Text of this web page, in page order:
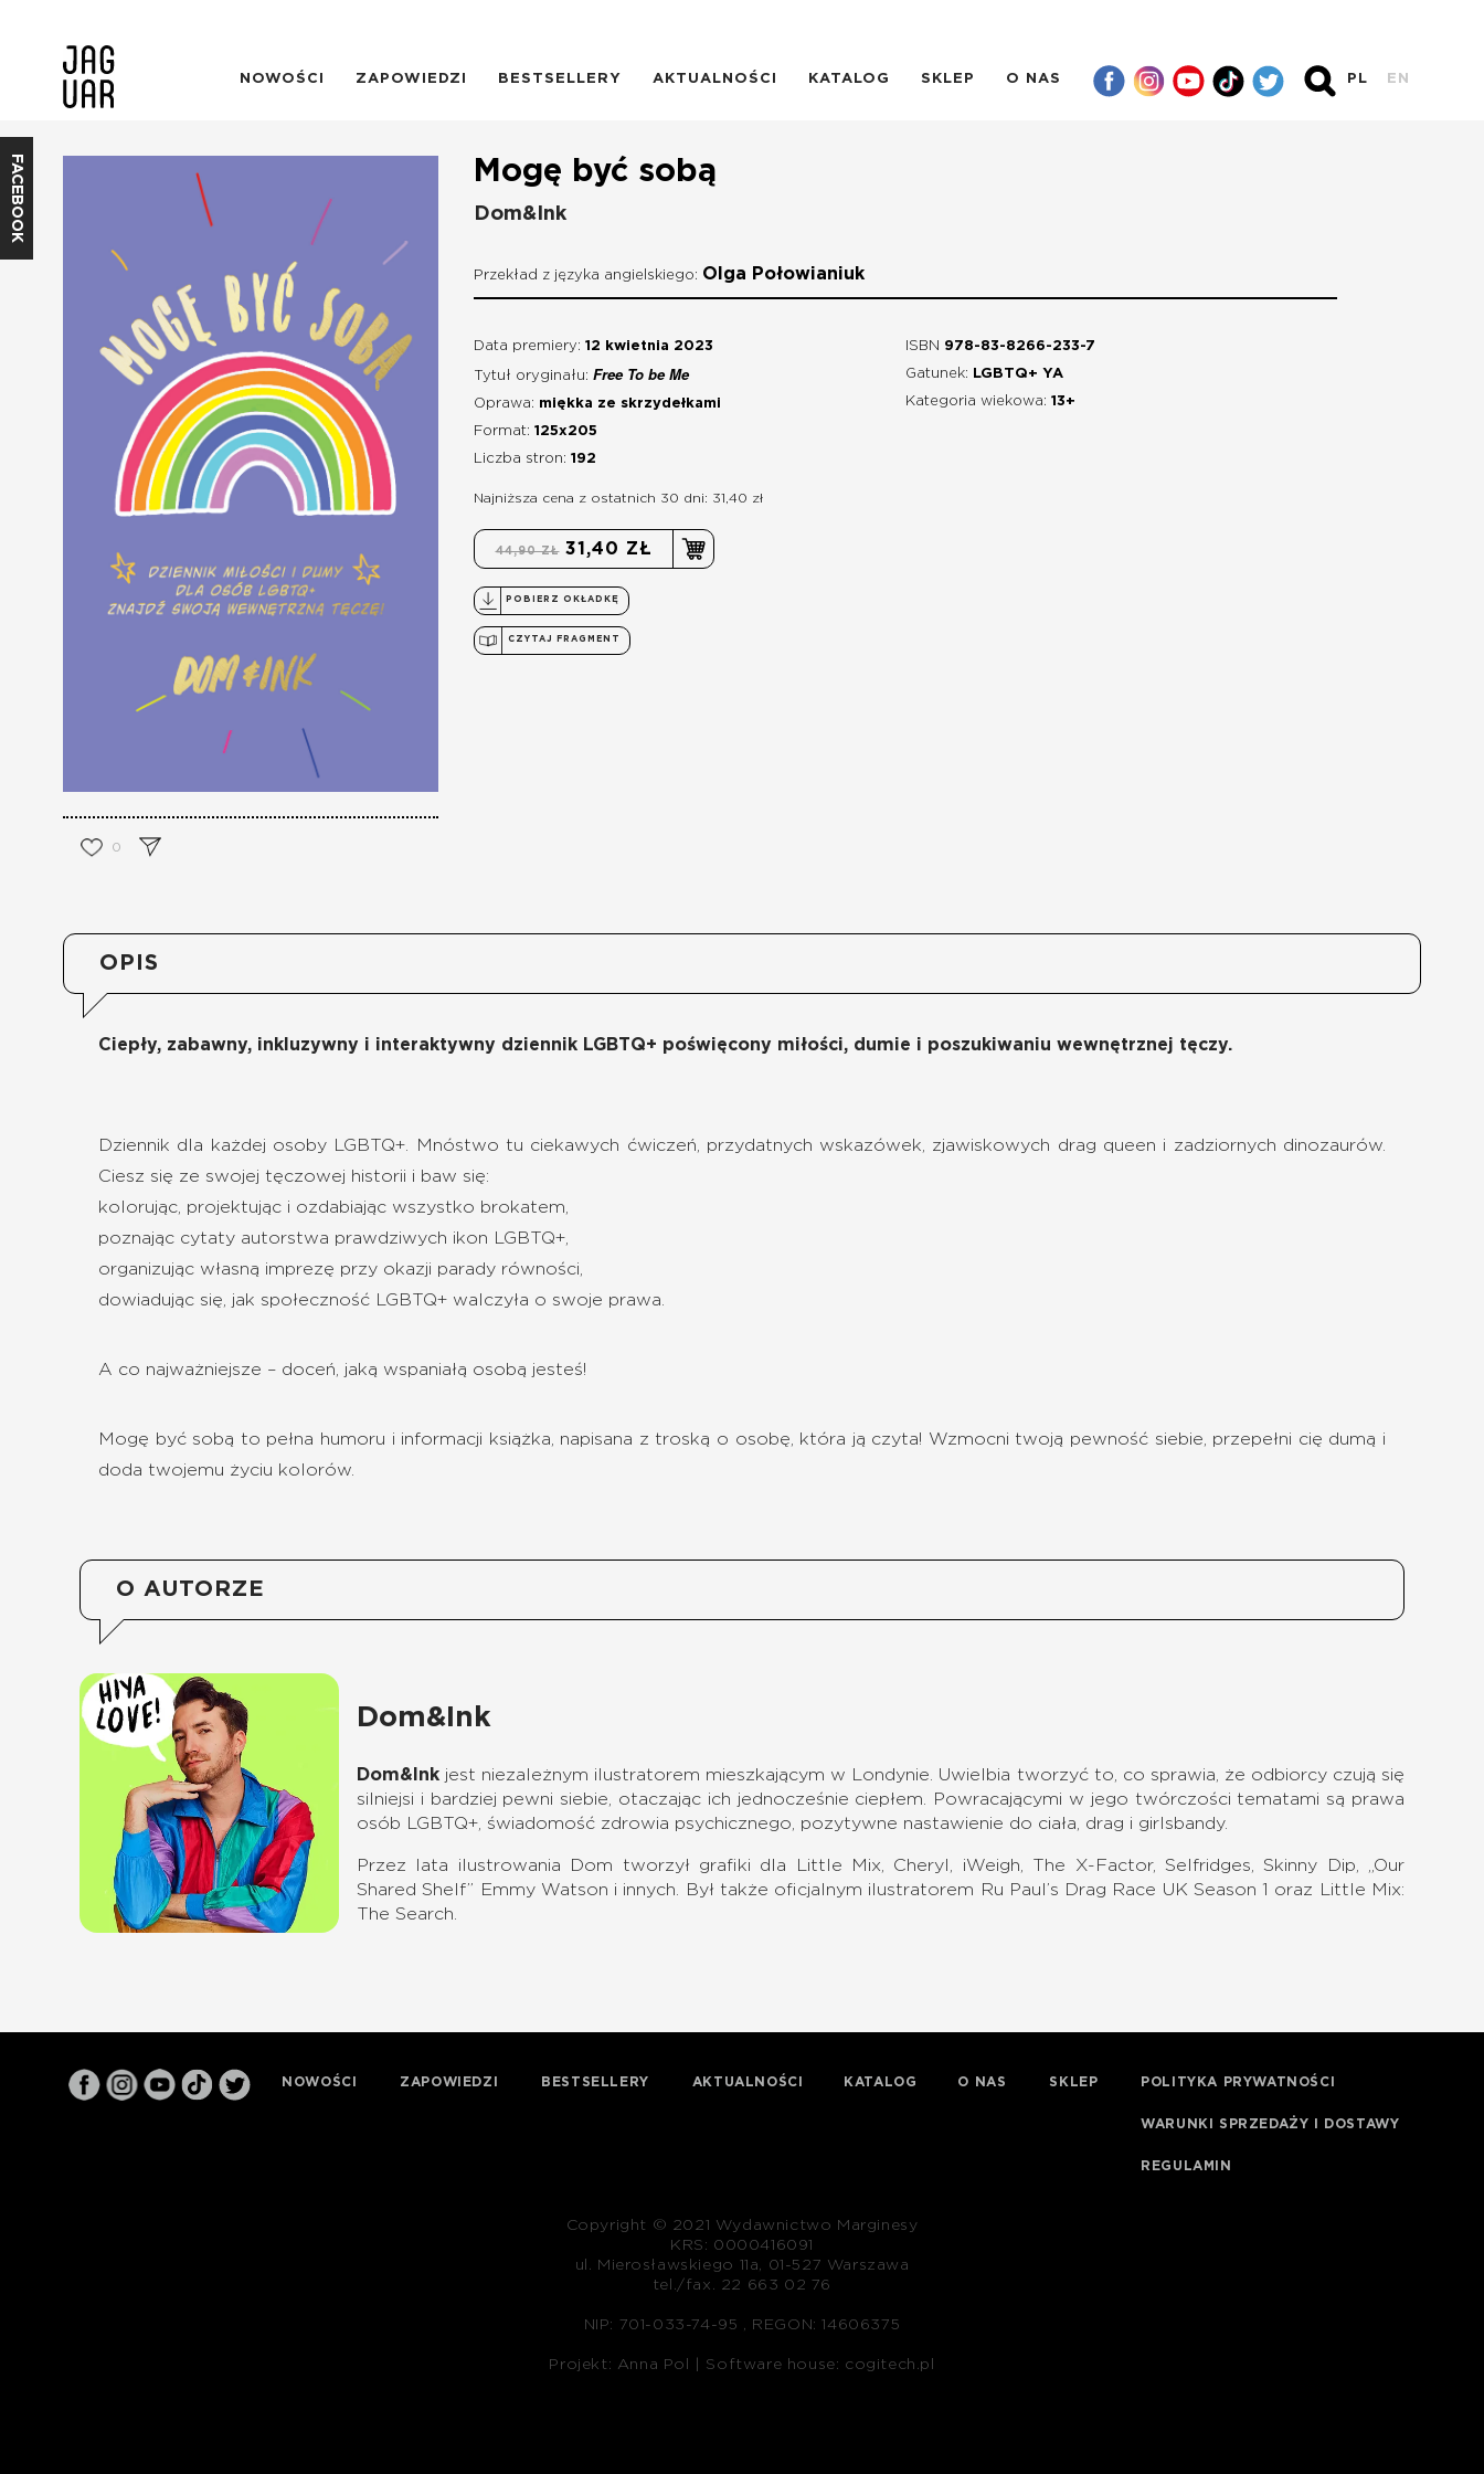
NOWOŚCI ZAPOWIEDZI BESTSELLERY AKTUALNOŚCI KATALOG SKLEP O NAS PL EN
FACEBOOK
0
Mogę być sobą
Dom&Ink
Przekład z języka angielskiego: Olga Połowianiuk
Data premiery: 12 kwietnia 2023
Tytuł oryginału: Free To be Me
Oprawa: miękka ze skrzydełkami
Format: 125x205
Liczba stron: 192
ISBN 978-83-8266-233-7
Gatunek:
LGBTQ+ YA
Kategoria wiekowa: 13+
Najniższa cena z ostatnich 30 dni: 31,40 zł
44,90 ZŁ 31,40 ZŁ
POBIERZ OKŁADKĘ
CZYTAJ FRAGMENT
OPIS
Ciepły, zabawny, inkluzywny i interaktywny dziennik LGBTQ+ poświęcony miłości, dumie i poszukiwaniu wewnętrznej tęczy.
Dziennik dla każdej osoby LGBTQ+. Mnóstwo tu ciekawych ćwiczeń, przydatnych wskazówek, zjawiskowych drag queen i zadziornych dinozaurów.
Ciesz się ze swojej tęczowej historii i baw się:
kolorując, projektując i ozdabiając wszystko brokatem,
poznając cytaty autorstwa prawdziwych ikon LGBTQ+,
organizując własną imprezę przy okazji parady równości,
dowiadując się, jak społeczność LGBTQ+ walczyła o swoje prawa.
A co najważniejsze – doceń, jaką wspaniałą osobą jesteś!
Mogę być sobą to pełna humoru i informacji książka, napisana z troską o osobę, która ją czyta! Wzmocni twoją pewność siebie, przepełni cię dumą i
doda twojemu życiu kolorów.
O AUTORZE
Dom&Ink
Dom&Ink jest niezależnym ilustratorem mieszkającym w Londynie. Uwielbia tworzyć to, co sprawia, że odbiorcy czują się
silniejsi i bardziej pewni siebie, otaczając ich jednocześnie ciepłem. Powracającymi w jego twórczości tematami są prawa
osób LGBTQ+, świadomość zdrowia psychicznego, pozytywne nastawienie do ciała, drag i girlsbandy.
Przez lata ilustrowania Dom tworzył grafiki dla Little Mix, Cheryl, iWeigh, The X-Factor, Selfridges, Skinny Dip, „Our
Shared Shelf” Emmy Watson i innych. Był także oficjalnym ilustratorem Ru Paul’s Drag Race UK Season 1 oraz Little Mix:
The Search.
NOWOŚCI ZAPOWIEDZI BESTSELLERY AKTUALNOŚCI KATALOG O NAS SKLEP POLITYKA PRYWATNOŚCI
WARUNKI SPRZEDAŻY I DOSTAWY
REGULAMIN
Copyright © 2021 Wydawnictwo Marginesy
KRS: 0000416091
ul. Mierosławskiego 11a, 01-527 Warszawa
tel./fax. 22 663 02 76
NIP: 701-033-74-95 , REGON: 14606375
Projekt: Anna Pol | Software house: cogitech.pl